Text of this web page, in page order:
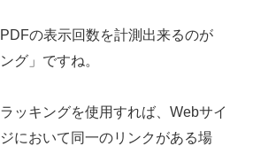
の表示回数を計測出来るのが
グ」ですね。
ッキングを使用すれば、Webサイ
において同一のリンクがある場